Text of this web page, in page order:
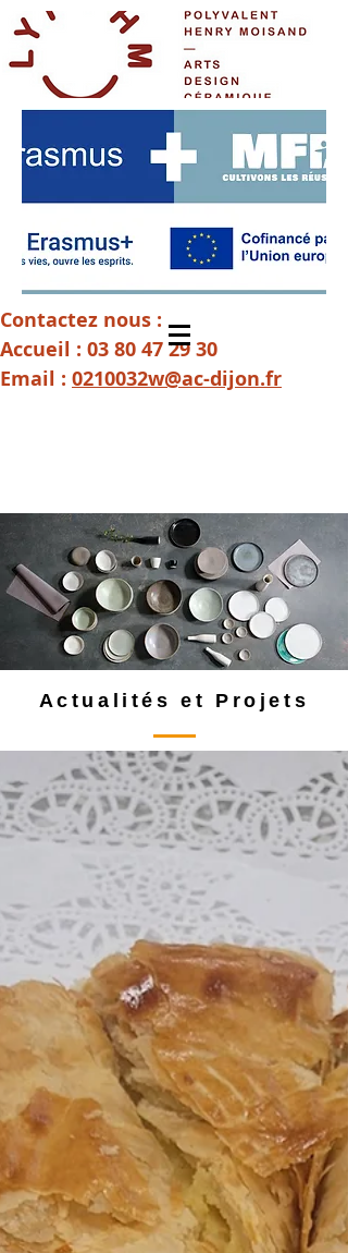
Contactez nous :
Accueil : 03 80 47 29 30
Email : 0210032w@ac-dijon.fr
Actualités et Projets